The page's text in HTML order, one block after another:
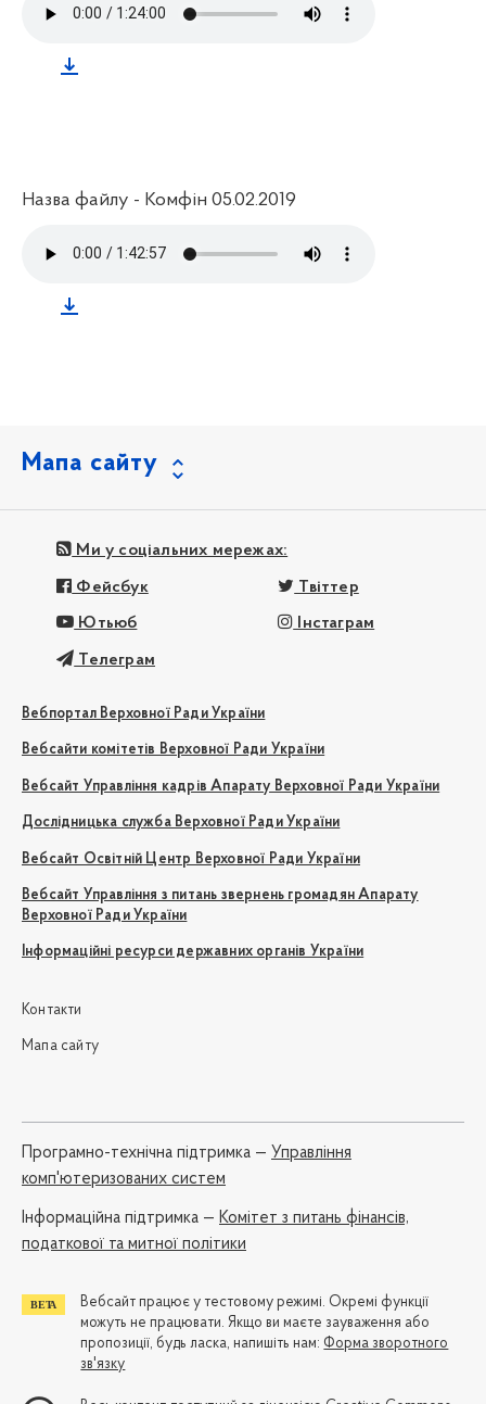
Назва файлу - Комфін 05.02.2019
Мапа сайту
Ми у соціальних мережах:
Фейсбук Твіттер
Ютьюб Інстаграм
Телеграм
Вебпортал Верховної Ради України
Вебсайти комітетів Верховної Ради України
Вебсайт Управління кадрів Апарату Верховної Ради України
Дослідницька служба Верховної Ради України
Вебсайт Освітній Центр Верховної Ради України
Вебсайт Управління з питань звернень громадян Апарату
Верховної Ради України
Інформаційні ресурси державних органів України
Контакти
Мапа сайту
Програмно-технічна підтримка — Управління
комп'ютеризованих систем
Iнформаційна підтримка — Комітет з питань фінансів,
податкової та митної політики
Вебсайт працює у тестовому режимі. Окремі функції
можуть не працювати. Якщо ви маєте зауваження або
пропозиції, будь ласка, напишіть нам: Форма зворотного
зв'язку